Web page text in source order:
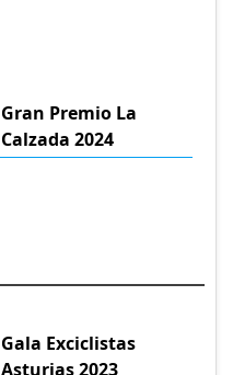
Gran Premio La
Calzada 2024
Gala Exciclistas
Asturias 2023